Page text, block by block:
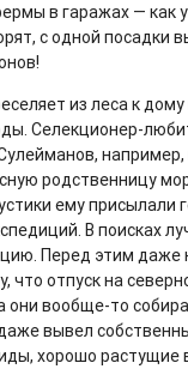
в гаражах — как
с одной посадки
из леса к дому
Селекционер-
например,
родственницу
ему присылали
В поисках
Перед этим даже
что отпуск на
они вообще-то
вывел
хорошо растущие